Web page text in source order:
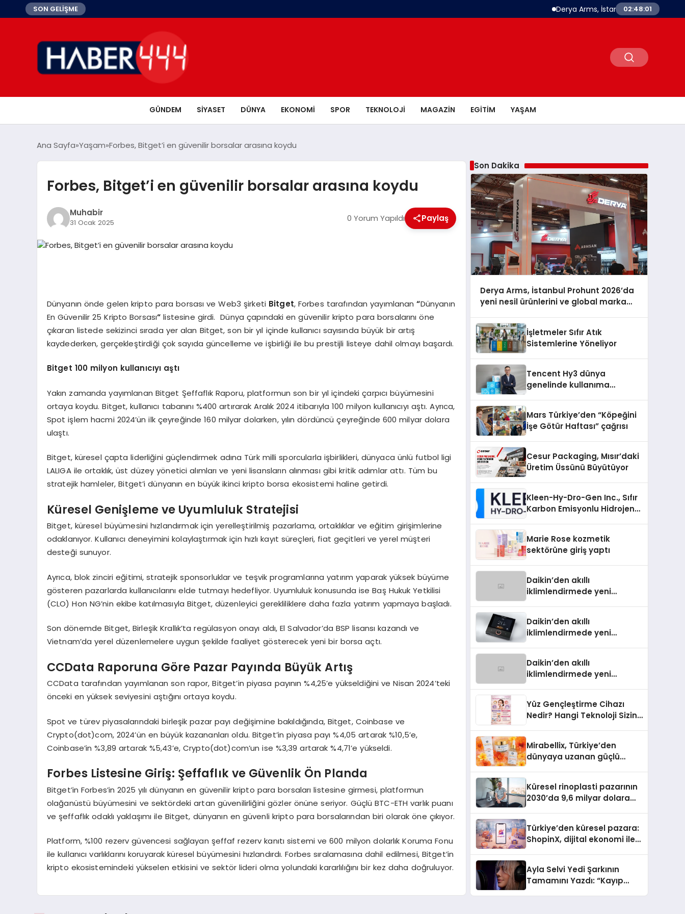
SON GELİŞME Derya Arms, İstanbul Prohunt 2026’da
02:48:02
GÜNDEM SIYASET DÜNYA EKONOMI SPOR TEKNOLOJI MAGAZIN EGITIM YAŞAM
Ana Sayfa Yaşam Forbes, Bitget’i en güvenilir borsalar arasına koydu
Forbes, Bitget’i en güvenilir borsalar arasına koydu
Muhabir
31 Ocak 2025 0 Yorum Yapıldı Paylaş
Dünyanın önde gelen kripto para borsası ve Web3 şirketi Bitget, Forbes tarafından yayımlanan“Dünyanın
En Güvenilir 25 Kripto Borsası“ listesine girdi. Dünya çapındaki en güvenilir kripto para borsalarını öne
çıkaran listede sekizinci sırada yer alan Bitget, son bir yıl içinde kullanıcı sayısında büyük bir artış
kaydederken, gerçekleştirdiği çok sayıda güncelleme ve işbirliği ile bu prestijli listeye dahil olmayı başardı.
Bitget 100 milyon kullanıcıyı aştı
Yakın zamanda yayımlanan Bitget Şeffaflık Raporu, platformun son bir yıl içindeki çarpıcı büyümesini
ortaya koydu. Bitget, kullanıcı tabanını %400 artırarak Aralık 2024 itibarıyla 100 milyon kullanıcıyı aştı. Ayrıca,
Spot işlem hacmi 2024’ün ilk çeyreğinde 160 milyar dolarken, yılın dördüncü çeyreğinde 600 milyar dolara
ulaştı.
Bitget, küresel çapta liderliğini güçlendirmek adına Türk milli sporcularla işbirlikleri, dünyaca ünlü futbol ligi
LALIGA ile ortaklık, üst düzey yönetici alımları ve yeni lisansların alınması gibi kritik adımlar attı. Tüm bu
stratejik hamleler, Bitget’i dünyanın en büyük ikinci kripto borsa ekosistemi haline getirdi.
Küresel Genişleme ve Uyumluluk Stratejisi
Bitget, küresel büyümesini hızlandırmak için yerelleştirilmiş pazarlama, ortaklıklar ve eğitim girişimlerine
odaklanıyor. Kullanıcı deneyimini kolaylaştırmak için hızlı kayıt süreçleri, fiat geçitleri ve yerel müşteri
desteği sunuyor.
Ayrıca, blok zinciri eğitimi, stratejik sponsorluklar ve teşvik programlarına yatırım yaparak yüksek büyüme
gösteren pazarlarda kullanıcılarını elde tutmayı hedefliyor. Uyumluluk konusunda ise Baş Hukuk Yetkilisi
(CLO) Hon NG’nin ekibe katılmasıyla Bitget, düzenleyici gerekliliklere daha fazla yatırım yapmaya başladı.
Son dönemde Bitget, Birleşik Krallık’ta regülasyon onayı aldı, El Salvador’da BSP lisansı kazandı ve
Vietnam’da yerel düzenlemelere uygun şekilde faaliyet gösterecek yeni bir borsa açtı.
CCData Raporuna Göre Pazar Payında Büyük Artış
CCData tarafından yayımlanan son rapor, Bitget’in piyasa payının %4,25’e yükseldiğini ve Nisan 2024’teki
önceki en yüksek seviyesini aştığını ortaya koydu.
Spot ve türev piyasalarındaki birleşik pazar payı değişimine bakıldığında, Bitget, Coinbase ve
Crypto(dot)com, 2024’ün en büyük kazananları oldu. Bitget’in piyasa payı %4,05 artarak %10,5’e,
Coinbase’in %3,89 artarak %5,43’e, Crypto(dot)com’un ise %3,39 artarak %4,71’e yükseldi.
Forbes Listesine Giriş: Şeffaflık ve Güvenlik Ön Planda
Bitget’in Forbes’in 2025 yılı dünyanın en güvenilir kripto para borsaları listesine girmesi, platformun
olağanüstü büyümesini ve sektördeki artan güvenilirliğini gözler önüne seriyor. Güçlü BTC-ETH varlık puanı
ve şeffaflık odaklı yaklaşımı ile Bitget, dünyanın en güvenli kripto para borsalarından biri olarak öne çıkıyor.
Platform, %100 rezerv güvencesi sağlayan şeffaf rezerv kanıtı sistemi ve 600 milyon dolarlık Koruma Fonu
ile kullanıcı varlıklarını koruyarak küresel büyümesini hızlandırdı. Forbes sıralamasına dahil edilmesi, Bitget’in
kripto ekosistemindeki yükselen etkisini ve sektör lideri olma yolundaki kararlılığını bir kez daha doğruluyor.
Son Dakika
Derya Arms, İstanbul Prohunt 2026’da
yeni nesil ürünlerini ve global marka
İşletmeler Sıfır Atık
Sistemlerine Yöneliyor
Tencent Hy3 dünya
genelinde kullanıma
Mars Türkiye’den “Köpeğini
İşe Götür Haftası” çağrısı
Cesur Packaging, Mısır’daki
Üretim Üssünü Büyütüyor
Kleen-Hy-Dro-Gen Inc., Sıfır
Karbon Emisyonlu Hidrojen
Aldı
Marie Rose kozmetik
sektörüne giriş yaptı
Daikin’den akıllı
iklimlendirmede yeni
Daikin’den akıllı
iklimlendirmede yeni
Daikin’den akıllı
iklimlendirmede yeni
Yüz Gençleştirme Cihazı
Nedir? Hangi Teknoloji Sizin
Mirabellix, Türkiye’den
dünyaya uzanan güçlü
Küresel rinoplasti pazarının
2030’da 9,6 milyar dolara
Türkiye’den küresel pazara:
ShopinX, dijital ekonomi ile
Ayla Selvi Yedi Şarkının
Tamamını Yazdı: “Kayıp